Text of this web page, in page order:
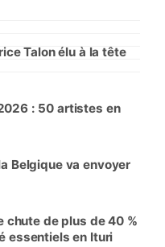
Talon élu à la tête
: 50 artistes en
Belgique va envoyer
chute de plus de 40 %
essentiels en Ituri